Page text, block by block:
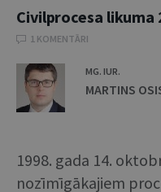
Civilprocesa likuma
1 KOMENTĀRI
MG. IUR.
MARTINS
1998. gada 14.
nozīmīgākajiem